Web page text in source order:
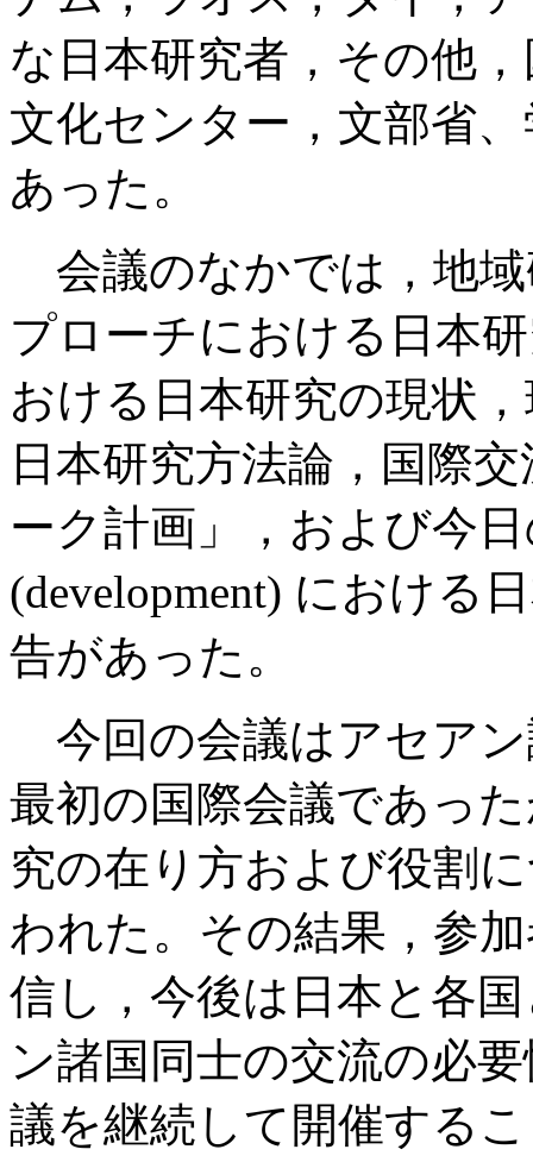
な日本研究者，その他
文化センター，文部省
あった。
会議のなかでは，地
プローチにおける日本
おける日本研究の現状
日本研究方法論，国際
ーク計画」，および今
(development) における
告があった。
今回の会議はアセア
最初の国際会議であっ
究の在り方および役割
われた。その結果，参
信し，今後は日本と各
ン諸国同士の交流の必
議を継続して開催する